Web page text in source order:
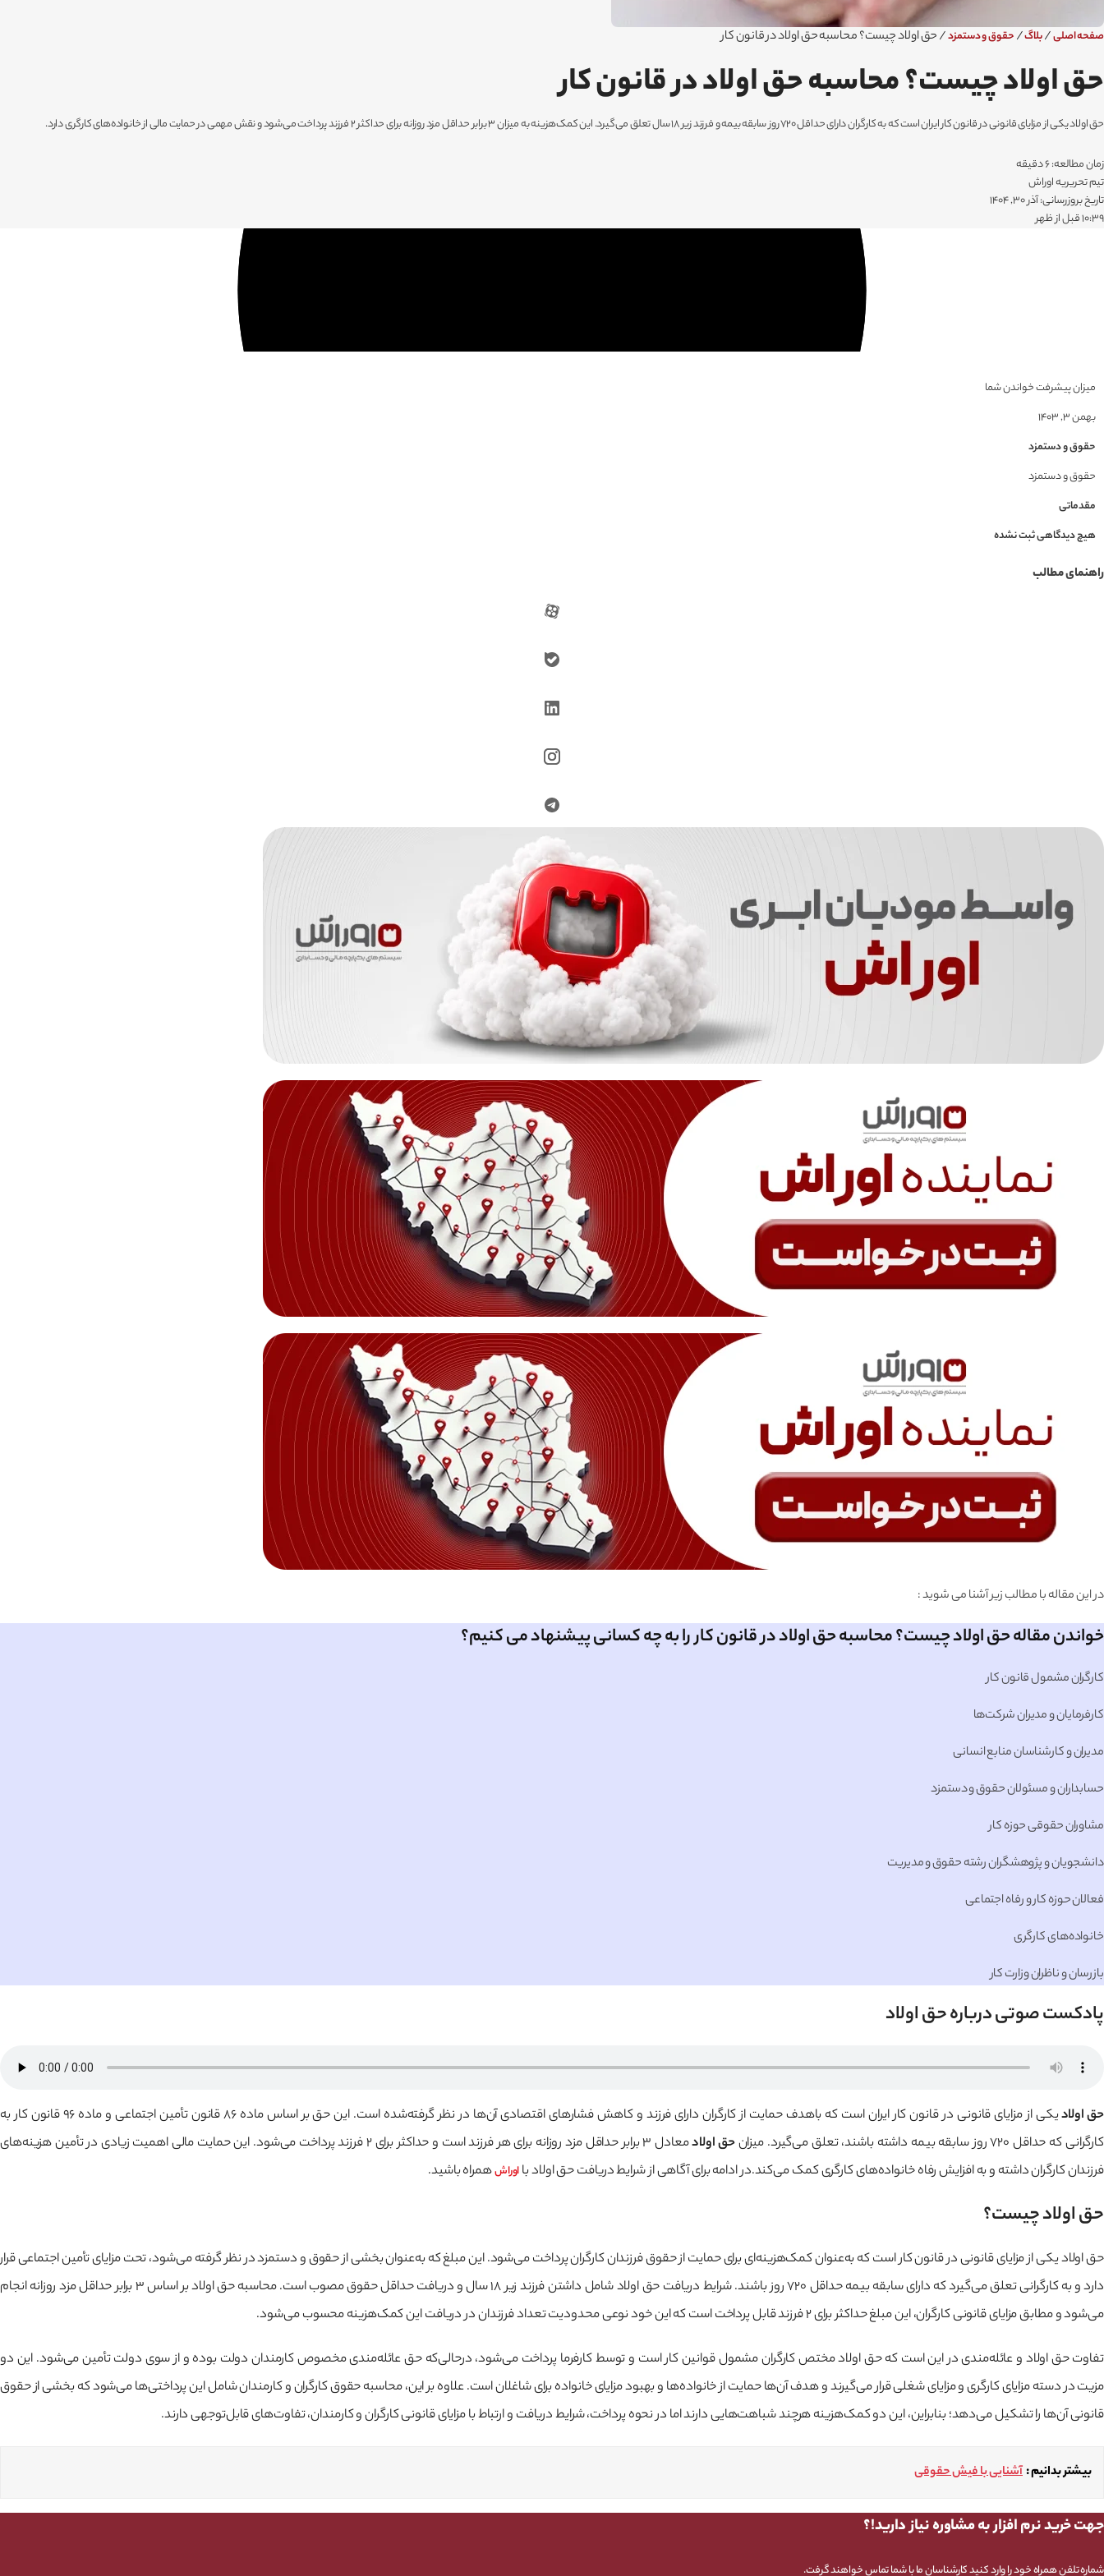
صفحه اصلی/بلاگ/حقوق و دستمزد/حق اولاد چیست؟ محاسبه حق اولاد در قانون کار
حق اولاد چیست؟ محاسبه حق اولاد در قانون کار
حق اولاد یکی از مزایای قانونی در قانون کار ایران است که به کارگران دارای حداقل ۷۲۰ روز سابقه بیمه و فرزند زیر ۱۸ سال تعلق می‌گیرد. این کمک‌هزینه به میزان ۳ برابر حداقل مزد روزانه برای حداکثر ۲ فرزند پرداخت می‌شود و نقش مهمی در حمایت مالی از خانواده‌های کارگری دارد.
زمان مطالعه: 6 دقیقه
تیم تحریریه اوراش
تاریخ بروزرسانی: آذر 30, 1404
۱۰:۳۹ قبل از ظهر
میزان پیشرفت خواندن شما
بهمن ۳, ۱۴۰۳
حقوق و دستمزد
حقوق و دستمزد
مقدماتی
هیچ دیدگاهی ثبت نشده
راهنمای مطالب
در این مقاله با مطالب زیر آشنا می شوید :
خواندن مقاله حق اولاد چیست؟ محاسبه حق اولاد در قانون کار را به چه کسانی پیشنهاد می کنیم؟
کارگران مشمول قانون کار
کارفرمایان و مدیران شرکت‌ها
مدیران و کارشناسان منابع انسانی
حسابداران و مسئولان حقوق و دستمزد
مشاوران حقوقی حوزه کار
دانشجویان و پژوهشگران رشته حقوق و مدیریت
فعالان حوزه کار و رفاه اجتماعی
خانواده‌های کارگری
بازرسان و ناظران وزارت کار
پادکست صوتی درباره حق اولاد
حق اولاد
یکی از مزایای قانونی در قانون کار ایران است که باهدف حمایت از کارگران دارای فرزند و کاهش فشارهای اقتصادی آن‌ها در نظر گرفته‌شده است. این حق بر اساس ماده ۸۶ قانون تأمین اجتماعی و ماده ۹۶ قانون کار به
کارگرانی که حداقل ۷۲۰ روز سابقه بیمه داشته باشند، تعلق می‌گیرد. میزان
حق اولاد
معادل ۳ برابر حداقل مزد روزانه برای هر فرزند است و حداکثر برای ۲ فرزند پرداخت می‌شود. این حمایت مالی اهمیت زیادی در تأمین هزینه‌های
فرزندان کارگران داشته و به افزایش رفاه خانواده‌های کارگری کمک می‌کند.در ادامه برای آگاهی از شرایط دریافت حق اولاد بااوراشهمراه باشید.
حق اولاد چیست؟
حق اولاد یکی از مزایای قانونی در قانون کار است که به‌عنوان کمک‌هزینه‌ای برای حمایت از حقوق فرزندان کارگران پرداخت می‌شود. این مبلغ که به‌عنوان بخشی از حقوق و دستمزد در نظر گرفته می‌شود، تحت مزایای تأمین اجتماعی قرار
دارد و به کارگرانی تعلق می‌گیرد که دارای سابقه بیمه حداقل ۷۲۰ روز باشند. شرایط دریافت حق اولاد شامل داشتن فرزند زیر ۱۸ سال و دریافت حداقل حقوق مصوب است. محاسبه حق اولاد بر اساس ۳ برابر حداقل مزد روزانه انجام
می‌شود و مطابق مزایای قانونی کارگران، این مبلغ حداکثر برای ۲ فرزند قابل پرداخت است که این خود نوعی محدودیت تعداد فرزندان در دریافت این کمک‌هزینه محسوب می‌شود.
تفاوت حق اولاد و عائله‌مندی در این است که حق اولاد مختص کارگران مشمول قوانین کار است و توسط کارفرما پرداخت می‌شود، درحالی‌که حق عائله‌مندی مخصوص کارمندان دولت بوده و از سوی دولت تأمین می‌شود. این دو
مزیت در دسته مزایای کارگری و مزایای شغلی قرار می‌گیرند و هدف آن‌ها حمایت از خانواده‌ها و بهبود مزایای خانواده برای شاغلان است. علاوه بر این، محاسبه حقوق کارگران و کارمندان شامل این پرداختی‌ها می‌شود که بخشی از حقوق
قانونی آن‌ها را تشکیل می‌دهد؛ بنابراین، این دو کمک‌هزینه هرچند شباهت‌هایی دارند اما در نحوه پرداخت، شرایط دریافت و ارتباط با مزایای قانونی کارگران و کارمندان، تفاوت‌های قابل‌توجهی دارند.
بیشتر بدانیم : آشنایی با فیش حقوقی
جهت خرید نرم افزار به مشاوره نیاز دارید!؟
شماره تلفن همراه خود را وارد کنید کارشناسان ما با شما تماس خواهند گرفت.